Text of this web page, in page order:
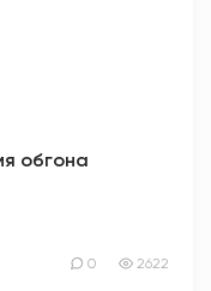
обгона
0 2622